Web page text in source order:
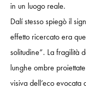
in un luogo reale.
Dalí stesso spiegò il
effetto ricercato era
solitudine”. La fragilità
lunghe ombre
visiva dell’eco evocata